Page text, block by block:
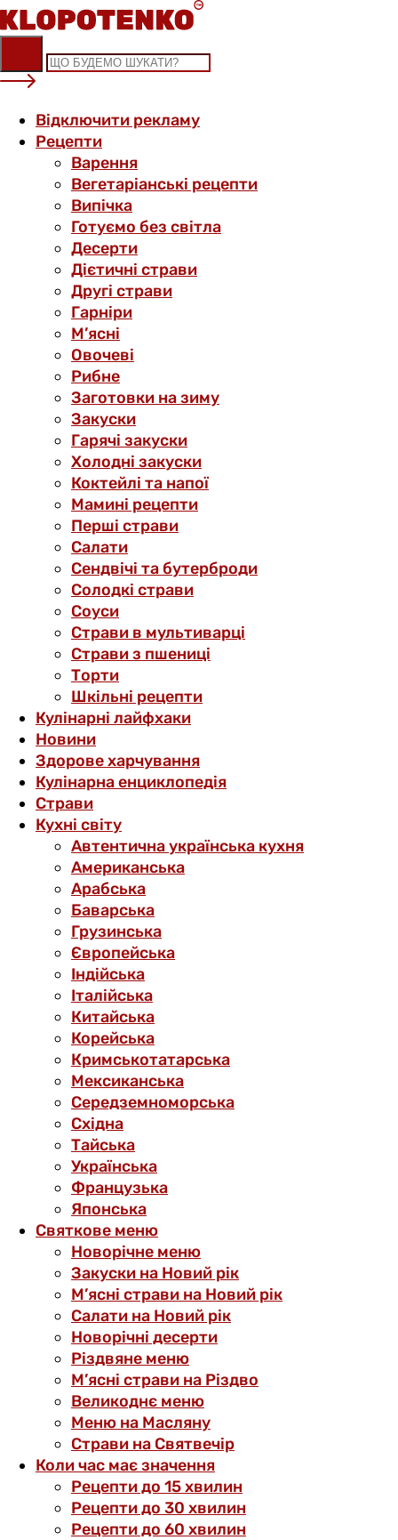
Skip
to
content
Відключити рекламу
Рецепти
Варення
Вегетаріанські рецепти
Випічка
Готуємо без світла
Десерти
Дієтичні страви
Другі страви
Гарніри
М’ясні
Овочеві
Рибне
Заготовки на зиму
Закуски
Гарячі закуски
Холодні закуски
Коктейлі та напої
Мамині рецепти
Перші страви
Салати
Сендвічі та бутерброди
Солодкі страви
Соуси
Страви в мультиварці
Страви з пшениці
Торти
Шкільні рецепти
Кулінарні лайфхаки
Новини
Здорове харчування
Кулінарна енциклопедія
Страви
Кухні світу
Автентична українська кухня
Американська
Арабська
Баварська
Грузинська
Європейська
Індійська
Італійська
Китайська
Корейська
Кримськотатарська
Мексиканська
Середземноморська
Східна
Тайська
Українська
Французька
Японська
Святкове меню
Новорічне меню
Закуски на Новий рік
М’ясні страви на Новий рік
Салати на Новий рік
Новорічні десерти
Різдвяне меню
М’ясні страви на Різдво
Великоднє меню
Меню на Масляну
Страви на Святвечір
Коли час має значення
Рецепти до 15 хвилин
Рецепти до 30 хвилин
Рецепти до 60 хвилин